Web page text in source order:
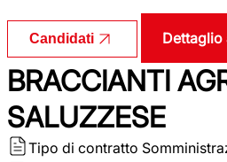
Candidati Dettaglio
BRACCIANTI
SALUZZESE
Tipo di contratto